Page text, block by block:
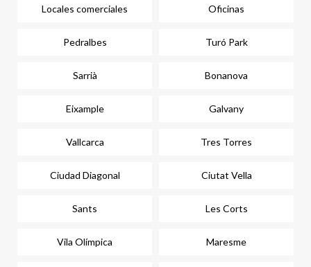
Locales comerciales Oficinas
Pedralbes Turó Park
Sarrià Bonanova
Eixample Galvany
Vallcarca Tres Torres
Ciudad Diagonal Ciutat Vella
Sants Les Corts
Vila Olímpica Maresme